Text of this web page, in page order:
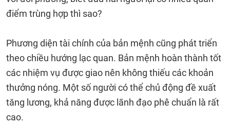
điểm trùng hợp thì sao?
Phương diện tài chính của bản mệnh cũng phát triển
theo chiều hướng lạc quan. Bản mệnh hoàn thành tốt
các nhiệm vụ được giao nên không thiếu các khoản
thưởng nóng. Một số người có thể chủ động đề xuất
tăng lương, khả năng được lãnh đạo phê chuẩn là rất
cao.